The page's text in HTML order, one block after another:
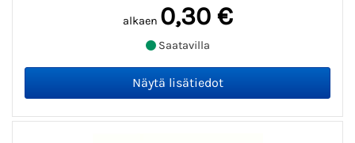
alkaen 0,30 €
Saatavilla